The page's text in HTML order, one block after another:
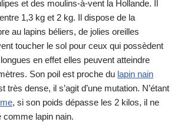
et des moulins-à-vent la Hollande. Il
1,3 kg et 2 kg. Il dispose de la
au lapins béliers, de jolies oreilles
toucher le sol pour ceux qui possèdent
en effet elles peuvent atteindre
Son poil est proche du lapin nain
très dense, il s’agit d’une mutation. N’étant
, si son poids dépasse les 2 kilos, il ne
lapin nain.